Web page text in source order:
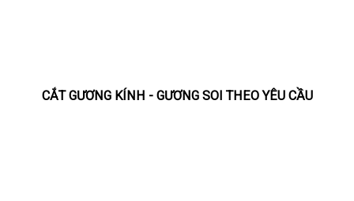
CẮT GƯƠNG KÍNH - GƯƠNG SOI THEO YÊU CẦU